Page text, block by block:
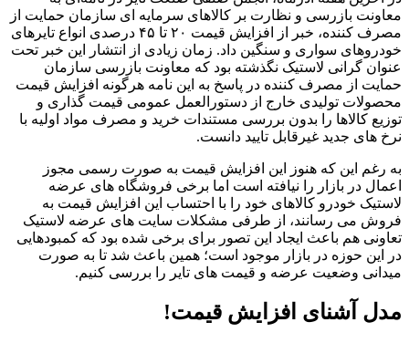
معاونت بازرسی و نظارت بر کالاهای سرمایه ای سازمان حمایت از
مصرف کننده، خبر از افزایش قیمت ۲۰ تا ۴۵ درصدی انواع تایرهای
خودروهای سواری و سنگین داد. زمان زیادی از انتشار این خبر تحت
عنوان گرانی لاستیک نگذشته بود که معاونت بازرسی سازمان
حمایت از مصرف کننده در پاسخ به این نامه هرگونه افزایش قیمت
محصولات تولیدی خارج از دستورالعمل عمومی قیمت گذاری و
توزیع کالاها را بدون بررسی مستندات خرید و مصرف مواد اولیه با
نرخ های جدید غیرقابل تایید دانست.
به رغم این که هنوز این افزایش قیمت به صورت رسمی مجوز
اعمال در بازار را نیافته است اما برخی فروشگاه های عرضه
لاستیک خودرو کالاهای خود را با احتساب این افزایش قیمت به
فروش می رسانند، از طرفی مشکلات سایت های عرضه لاستیک
تعاونی هم باعث ایجاد این تصور برای برخی شده بود که کمبودهایی
در این حوزه در بازار موجود است؛ همین باعث شد تا به صورت
میدانی وضعیت عرضه و قیمت های تایر را بررسی کنیم.
مدل آشنای افزایش قیمت!